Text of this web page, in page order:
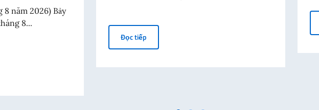
năm 2026) Bảy
8...
Thủ tướng kiêm Bộ trưởng Ngoại giao Antonio Tajani nhân dịp kỷ niệm 70 năm thảm kịch
Đọc tiếpSự kiện “Corti e Sorsi” là một phần của sáng kiến